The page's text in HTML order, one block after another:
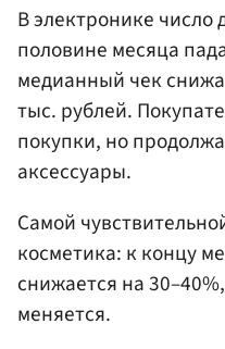
В электронике число
половине месяца
медианный чек
тыс. рублей.
покупки, но
аксессуары.
Самой
косметика: к концу
снижается на
меняется.